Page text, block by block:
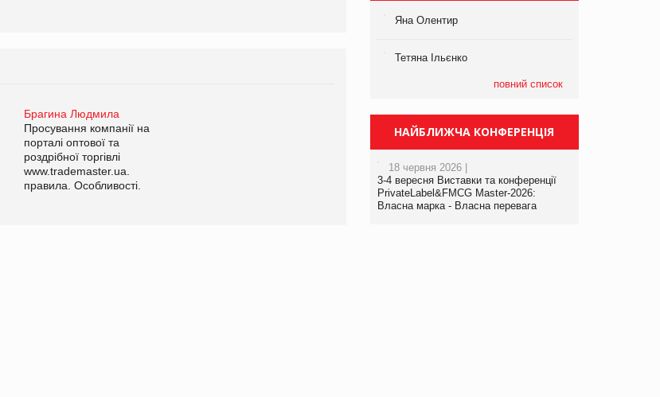
Брагина Людмила
Просування компанії на
порталі оптової та
роздрібної торгівлі
www.trademaster.ua.
правила. Особливості.
Брагина Людмила
Просування компанії на
www.trademaster.ua.
правила. Особливості.
Яна Олентир
Тетяна Ільєнко
повний список
НАЙБЛИЖЧА КОНФЕРЕНЦІЯ
18 червня 2026 |
3-4 вересня Виставки та конференції
PrivateLabel&FMCG Master-2026:
Власна марка - Власна перевага